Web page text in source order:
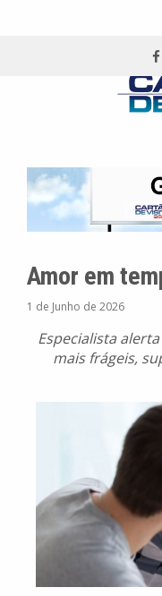
Amor em
1 de Junho de 2026
Especialista
mais frágeis,